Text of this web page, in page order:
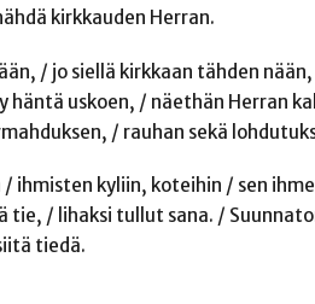
kirkkauden Herran.
/ jo siellä kirkkaan tähden
häntä uskoen, / näethän Herran
/ rauhan sekä
ihmisten kyliin, koteihin / sen
tie, / lihaksi tullut sana. /
tiedä.